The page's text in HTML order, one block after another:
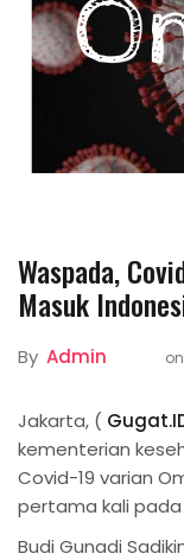
Waspada,
Masuk
By Admin on
Jakarta, (
kementerian
Covid-19 varian
pertama kali pada
Budi Gunadi